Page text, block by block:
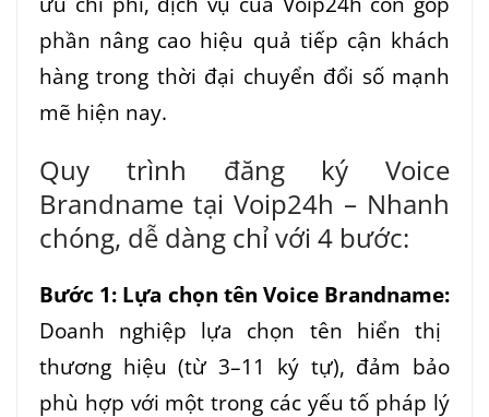
phần nâng cao hiệu quả tiếp cận khách
hàng trong thời đại chuyển đổi số mạnh
mẽ hiện nay.
Quy trình đăng ký Voice
Brandname tại Voip24h – Nhanh
chóng, dễ dàng chỉ với 4 bước:
Bước 1: Lựa chọn tên Voice Brandname:
Doanh nghiệp lựa chọn tên hiển thị
thương hiệu (từ 3–11 ký tự), đảm bảo
phù hợp với một trong các yếu tố pháp lý